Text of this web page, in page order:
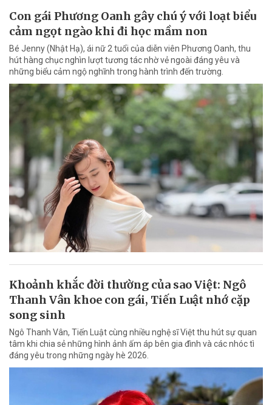
Con gái Phương Oanh gây chú ý với loạt biểu
cảm ngọt ngào khi đi học mầm non
Bé Jenny (Nhật Hạ), ái nữ 2 tuổi của diễn viên Phương Oanh, thu
hút hàng chục nghìn lượt tương tác nhờ vẻ ngoài đáng yêu và
những biểu cảm ngộ nghĩnh trong hành trình đến trường.
Khoảnh khắc đời thường của sao Việt: Ngô
Thanh Vân khoe con gái, Tiến Luật nhớ cặp
song sinh
Ngô Thanh Vân, Tiến Luật cùng nhiều nghệ sĩ Việt thu hút sự quan
tâm khi chia sẻ những hình ảnh ấm áp bên gia đình và các nhóc tì
đáng yêu trong những ngày hè 2026.